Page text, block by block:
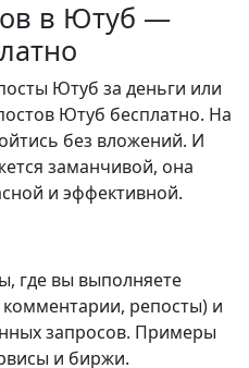
в Ютуб —
Ютуб за деньги или
Ютуб бесплатно. На
без вложений. И
заманчивой, она
и эффективной.
где вы выполняете
репосты) и
запросов. Примеры
и биржи.